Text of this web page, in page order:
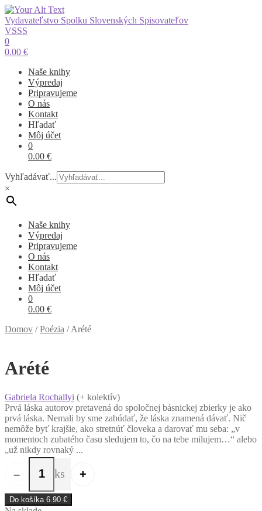
Vydavateľstvo Spolku Slovenských Spisovateľov
VSSS
0
0.00 €
Naše knihy
Výpredaj
Pripravujeme
O nás
Kontakt
Hľadať
Môj účet
0
0.00 €
Vyhľadávať...
×
Naše knihy
Výpredaj
Pripravujeme
O nás
Kontakt
Hľadať
Môj účet
0
0.00 €
Domov /Poézia /Arété
Arété
Gabriela Rochallyi (+ kolektív)
Prvá láska autorov pretavená do spoločnej básnickej zbierky je ako
prvá láska. Nemali by sme zabúdať, že láska znamená dávať. Nič
nemôže byť krajšie, ako stretnúť človeka a darovať mu seba: „v
momentoch zubatého času sledujem to, čo na tebe milujem…“ alebo
„už nikdy rovnaký ...
–
množstvo Arété
ks +
Do košíka 6.90 €